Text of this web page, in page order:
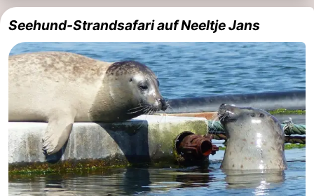
Seehund-Strandsafari auf Neeltje Jans